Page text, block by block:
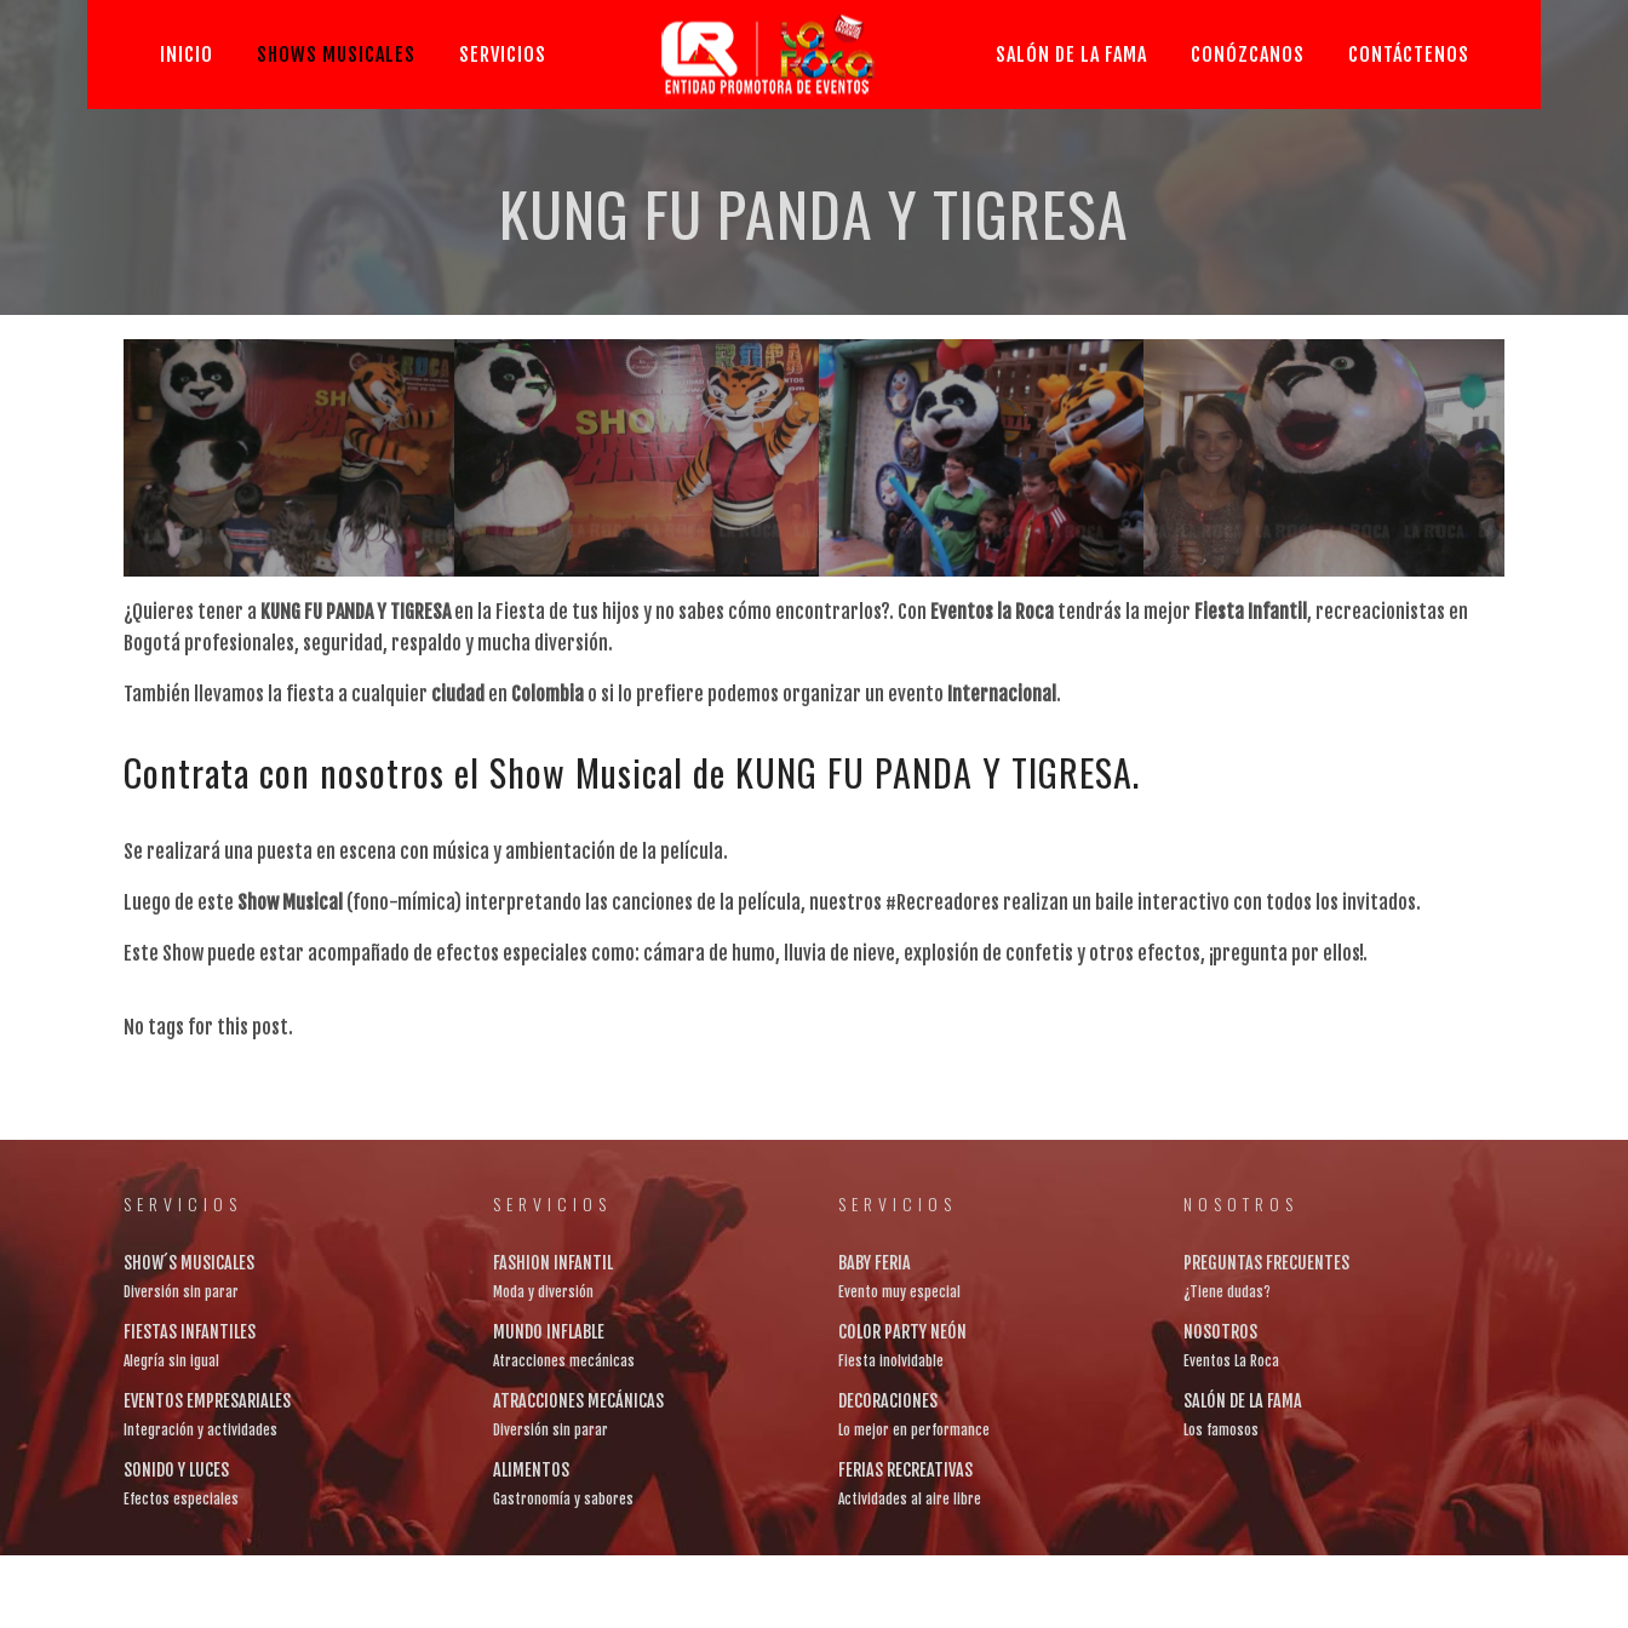
INICIO SHOWS MUSICALES SERVICIOS SALÓN DE LA FAMA CONÓZCANOS CONTÁCTENOS
KUNG FU PANDA Y TIGRESA
¿Quieres tener a KUNG FU PANDA Y TIGRESAen la Fiesta de tus hijos y no sabes cómo encontrarlos?. Con Eventos la Roca tendrás la mejor Fiesta Infantil , recreacionistas en
Bogotá profesionales, seguridad, respaldo y mucha diversión.
También llevamos la fiesta a cualquier ciudad en Colombia o si lo prefiere podemos organizar un evento Internacional .
Contrata con nosotros el Show Musical de KUNG FU PANDA Y TIGRESA.
Se realizará una puesta en escena con música y ambientación de la película.
Luego de este Show Musical (fono-mímica) interpretando las canciones de la película, nuestros #Recreadores realizan un baile interactivo con todos los invitados.
Este Show puede estar acompañado de efectos especiales como: cámara de humo, lluvia de nieve, explosión de confetis y otros efectos, ¡pregunta por ellos!.
No tags for this post.
SERVICIOS
SHOW´S MUSICALES
Diversión sin parar
FIESTAS INFANTILES
Alegría sin igual
EVENTOS EMPRESARIALES
Integración y actividades
SONIDO Y LUCES
Efectos especiales
SERVICIOS
FASHION INFANTIL
Moda y diversión
MUNDO INFLABLE
Atracciones mecánicas
ATRACCIONES MECÁNICAS
Diversión sin parar
ALIMENTOS
Gastronomía y sabores
SERVICIOS
BABY FERIA
Evento muy especial
COLOR PARTY NEÓN
Fiesta inolvidable
DECORACIONES
Lo mejor en performance
FERIAS RECREATIVAS
Actividades al aire libre
NOSOTROS
PREGUNTAS FRECUENTES
¿Tiene dudas?
NOSOTROS
Eventos La Roca
SALÓN DE LA FAMA
Los famosos